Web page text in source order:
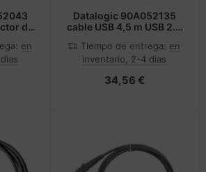
de
en
Datalogic 90A052135
cable USB 4,5 m USB 2.0
Tiempo de entrega: en
inventario, 2-4 dias
34,56 €